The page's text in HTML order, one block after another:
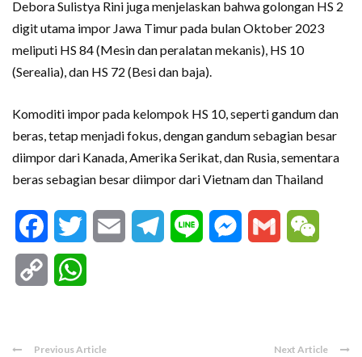
Debora Sulistya Rini juga menjelaskan bahwa golongan HS 2
digit utama impor Jawa Timur pada bulan Oktober 2023
meliputi HS 84 (Mesin dan peralatan mekanis), HS 10
(Serealia), dan HS 72 (Besi dan baja).
Komoditi impor pada kelompok HS 10, seperti gandum dan
beras, tetap menjadi fokus, dengan gandum sebagian besar
diimpor dari Kanada, Amerika Serikat, dan Rusia, sementara
beras sebagian besar diimpor dari Vietnam dan Thailand
FacebookTwitter Email Telegram
Line Messenger
Gmail
Copy
Previous Article Next Article